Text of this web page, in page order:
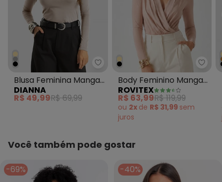
Dianna - Blusa Feminina
Blusa Feminina Manga
Longa em Cotton Leve
Bege
DIANNA
R$ 49,99R$ 69,99
Body Feminino Manga
Longa Transpassado
Bege
ROVITEX
R$ 63,99R$ 119,99
ou 2x de R$ 31,99 sem
juros
Você também pode gostar
-69% -40%